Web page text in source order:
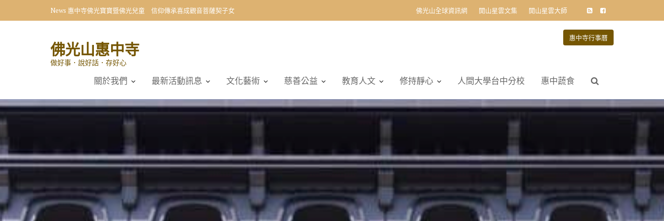
News 惠中寺佛光寶寶暨佛光兒童 信仰傳承喜成觀音菩薩契子女 佛光山全球資訊網 開山星雲文集 開山星雲大師
佛光山惠中寺
做好事．說好話．存好心
惠中寺行事曆
關於我們 最新活動訊息 文化藝術 慈善公益 教育人文 修持靜心 人間大學台中分校 惠中蔬食